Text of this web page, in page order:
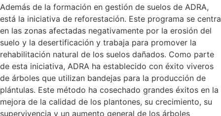
Además de la formación en gestión de suelos de ADRA,
está la iniciativa de reforestación. Este programa se centra
en las zonas afectadas negativamente por la erosión del
suelo y la desertificación y trabaja para promover la
rehabilitación natural de los suelos dañados. Como parte
de esta iniciativa, ADRA ha establecido con éxito viveros
de árboles que utilizan bandejas para la producción de
plántulas. Este método ha cosechado grandes éxitos en la
mejora de la calidad de los plantones, su crecimiento, su
supervivencia y un aumento general de los árboles